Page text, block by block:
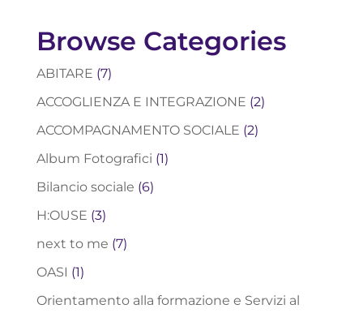
Browse Categories
ABITARE (7)
ACCOGLIENZA E INTEGRAZIONE (2)
ACCOMPAGNAMENTO SOCIALE (2)
Album Fotografici (1)
Bilancio sociale (6)
H:OUSE (3)
next to me (7)
OASI (1)
Orientamento alla formazione e Servizi al